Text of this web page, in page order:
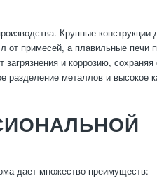
Крупные конструкции
от примесей, а плавильные печи
и коррозию,
разделение металлов и высокое
дает множество преимуществ: